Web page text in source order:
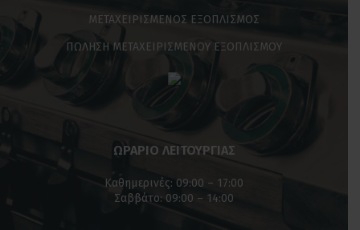
ΜΕΤΑΧΕΙΡΙΣΜΕΝΟΣ ΕΞΟΠΛΙΣΜΟΣ
ΠΩΛΗΣΗ ΜΕΤΑΧΕΙΡΙΣΜΕΝΟΥ ΕΞΟΠΛΙΣΜΟΥ
ΩΡΑΡΙΟ ΛΕΙΤΟΥΡΓΙΑΣ
Καθημερινές: 09:00 – 17:00
Σαββάτο: 09:00 – 14:00